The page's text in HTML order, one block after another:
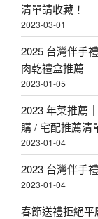
清單請收藏！
2023-03-01
2025 台灣伴手
肉乾禮盒推薦
2023-01-05
2023 年菜推薦
購 / 宅配推薦清
2023-01-04
2023 台灣伴手
2023-01-04
春節送禮拒絕